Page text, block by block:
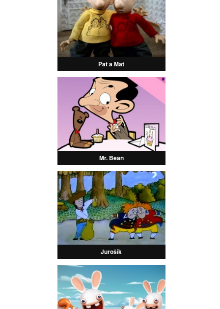
Pat a Mat
Mr. Bean
Jurošík